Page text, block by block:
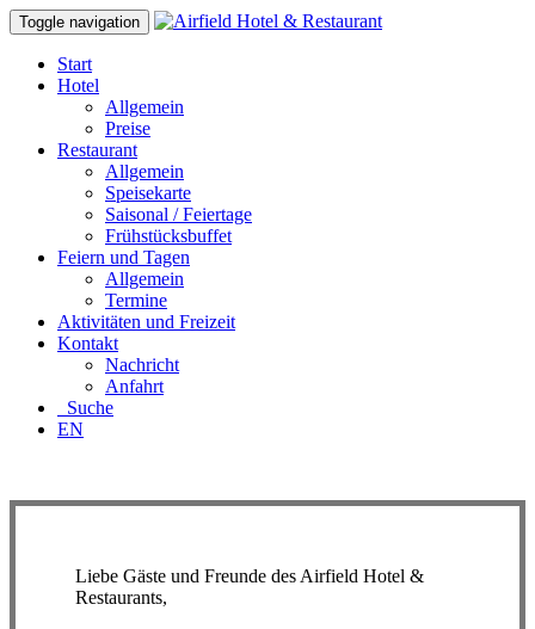
Toggle navigation
Start
Hotel
Allgemein
Preise
Restaurant
Allgemein
Speisekarte
Saisonal / Feiertage
Frühstücksbuffet
Feiern und Tagen
Allgemein
Termine
Aktivitäten und Freizeit
Kontakt
Nachricht
Anfahrt
Suche
EN
Liebe Gäste und Freunde des Airfield Hotel &
Restaurants,